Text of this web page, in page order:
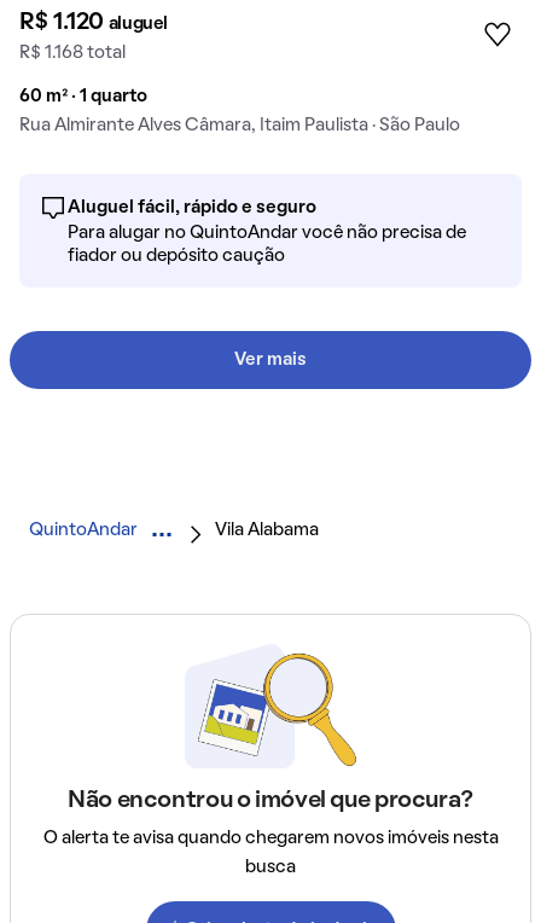
R$ 1.120 aluguel
R$ 1.168 total
60 m² · 1 quarto
Rua Almirante Alves Câmara, Itaim Paulista · São Paulo
Aluguel fácil, rápido e seguro
Para alugar no QuintoAndar você não precisa de
fiador ou depósito caução
Ver mais
QuintoAndar Vila Alabama
Não encontrou o imóvel que procura?
O alerta te avisa quando chegarem novos imóveis nesta
busca